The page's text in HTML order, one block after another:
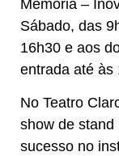
Memória –
Sábado, das
16h30 e aos
entrada até às
No Teatro
show de stand
sucesso no